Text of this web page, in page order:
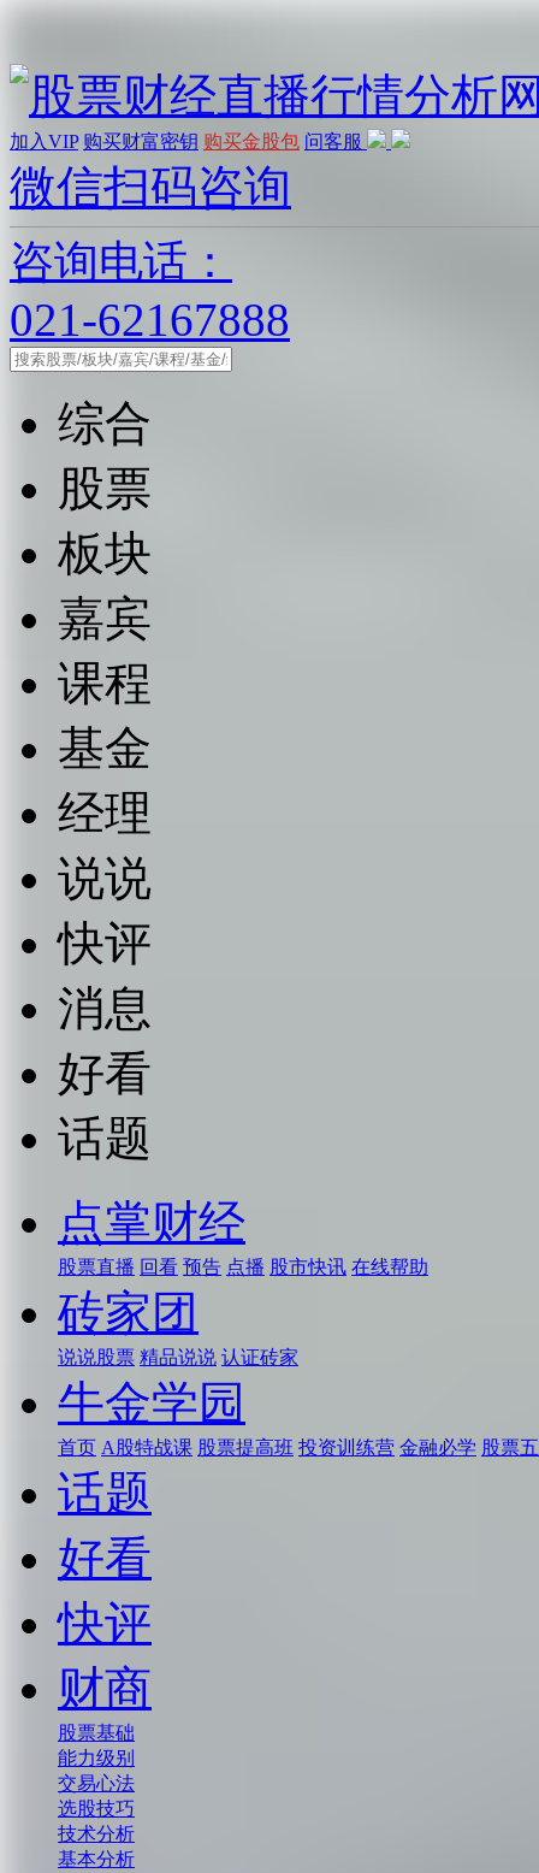
加入VIP 购买财富密钥 购买金股包 问客服
微信扫码咨询
咨询电话：
021-62167888
综合
股票
板块
嘉宾
课程
基金
经理
说说
快评
消息
好看
话题
点掌财经
股票直播 回看 预告 点播 股市快讯 在线帮助
砖家团
说说股票 精品说说 认证砖家
牛金学园
首页 A股特战课 股票提高班 投资训练营 金融必学 股票
话题
好看
快评
财商
股票基础
能力级别
交易心法
选股技巧
技术分析
基本分析